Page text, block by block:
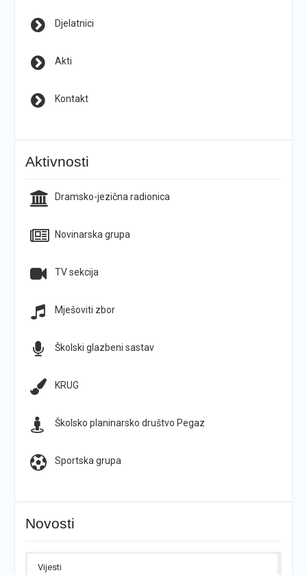
Djelatnici
Akti
Kontakt
Aktivnosti
Dramsko-jezična radionica
Novinarska grupa
TV sekcija
Mješoviti zbor
Školski glazbeni sastav
KRUG
Školsko planinarsko društvo Pegaz
Sportska grupa
Novosti
Vijesti